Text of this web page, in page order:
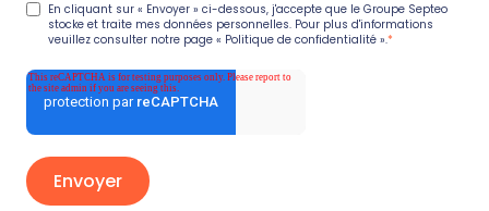
En cliquant sur « Envoyer » ci-dessous, j'accepte que le Groupe Septeo
stocke et traite mes données personnelles. Pour plus d'informations
veuillez consulter notre page « Politique de confidentialité ».*